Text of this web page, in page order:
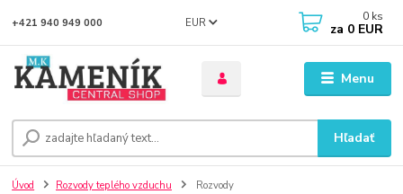
Menu
EUR
Hľadať
+421 940 949 000 0 ks
za 0 EUR
Úvod Rozvody teplého vzduchu Rozvody